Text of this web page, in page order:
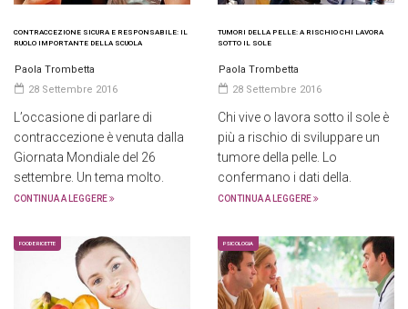
CONTRACCEZIONE SICURA E RESPONSABILE: IL
RUOLO IMPORTANTE DELLA SCUOLA
Paola Trombetta
28 Settembre 2016
L’occasione di parlare di
contraccezione è venuta dalla
Giornata Mondiale del 26
settembre. Un tema molto.
CONTINUA A LEGGERE
TUMORI DELLA PELLE: A RISCHIO CHI LAVORA
SOTTO IL SOLE
Paola Trombetta
28 Settembre 2016
Chi vive o lavora sotto il sole è
più a rischio di sviluppare un
tumore della pelle. Lo
confermano i dati della.
CONTINUA A LEGGERE
FOOD E RICETTE PSICOLOGIA